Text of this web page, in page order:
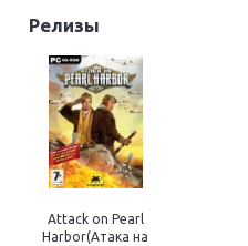
Релизы
Attack on Pearl
Harbor(Атака на